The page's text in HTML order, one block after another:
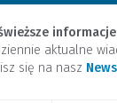
aktualne
się na nasz